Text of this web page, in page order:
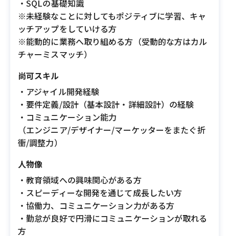
・SQLの基礎知識
※未経験なことに対してもポジティブに学習、キャ
ッチアップをしていける方
※能動的に業務へ取り組める方（受動的な方はカル
チャーミスマッチ）
尚可スキル
・アジャイル開発経験
・要件定義/設計（基本設計・詳細設計）の経験
・コミュニケーション能力
（エンジニア/デザイナー/マーケッターをまたぐ折
衝/調整力）
人物像
・教育領域への興味関心がある方
・スピーディーな開発を通じて成長したい方
・協働力、コミュニケーション力がある方
・勤怠が良好で円滑にコミュニケーションが取れる
方